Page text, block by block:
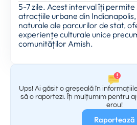
5-7 zile. Acest interval îți
atracțiile urbane din
naturale ale parcurilor de stat,
experiențe culturale unice
comunităților Amish.
Ups! Ai găsit o greșeală în
să o raportezi. Îți mulțumim pentru
erou!
Raportează